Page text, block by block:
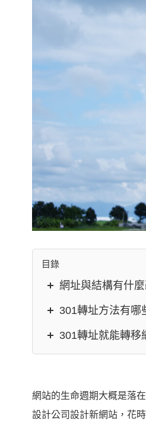
目錄
網址與結構有什麼
301轉址方法有哪
301轉址就能轉移
網站的生命週期大概是落
設計公司設計新網站，花